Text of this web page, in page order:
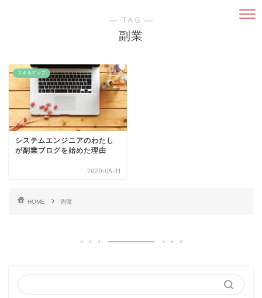
― TAG ―
副業
スキルアップ
システムエンジニアのわたし
が副業ブログを始めた理由
2020-06-11
HOME 副業